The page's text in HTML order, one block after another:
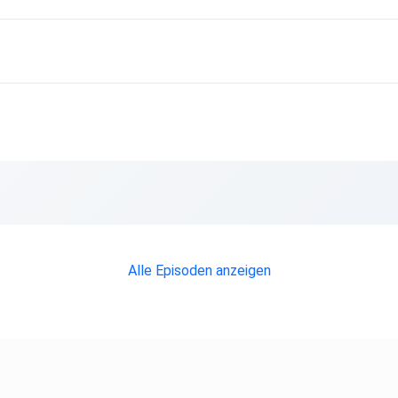
Alle Episoden anzeigen